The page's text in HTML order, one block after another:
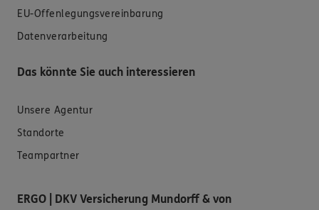
EU-Offenlegungsvereinbarung
Datenverarbeitung
Das könnte Sie auch interessieren
Unsere Agentur
Standorte
Teampartner
ERGO | DKV Versicherung Mundorff & von